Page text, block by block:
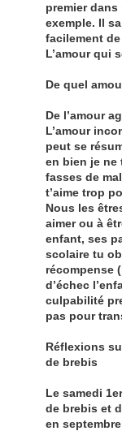
premier
exemple. Il
facilement
L’amour qui
De quel
De l’amour
L’amour
peut se
en bien je ne
fasses de
t’aime trop
Nous les
aimer ou à
enfant, ses
scolaire tu
récompense
d’échec
culpabilité
pas pour
Réflexions
de brebis
Le samedi
de brebis et
en